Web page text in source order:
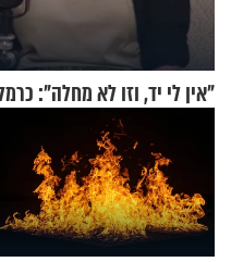
"אין לי יד, וזו לא מחלה":